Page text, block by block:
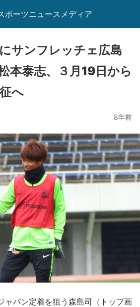
ポーツニュースメディア
サンフレッチェ広島
本泰志、３月19日から
へ
8年前
ャパン定着を狙う森島司（トップ画